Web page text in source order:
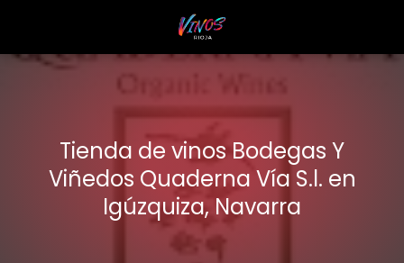
Tienda de vinos Bodegas Y
Viñedos Quaderna Vía S.l. en
Igúzquiza, Navarra